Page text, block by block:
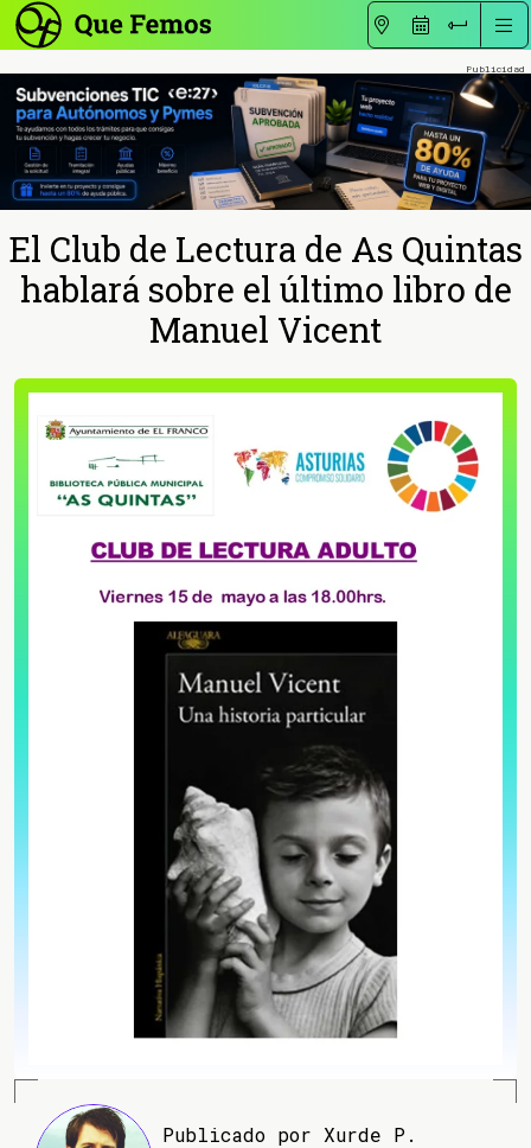
El Club de Lectura de As Quintas
hablará sobre el último libro de
Manuel Vicent
Publicado por Xurde P.